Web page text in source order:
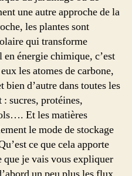
la
fertilisation
une autre approche de la
les plantes sont
qui transforme
énergie chimique, c’est
les atomes de carbone,
d’autre dans toutes les
sucres, protéines,
Et les matières
le mode de stockage
ce que cela apporte
que je vais vous expliquer